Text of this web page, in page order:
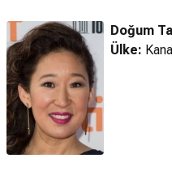
Doğum
Ülke: